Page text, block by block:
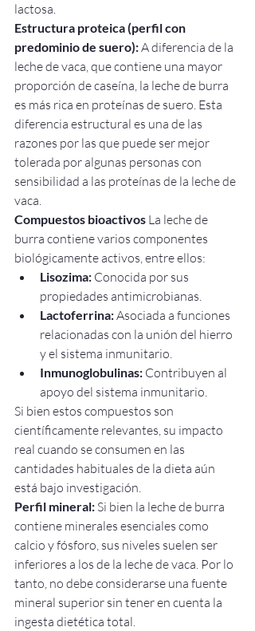
lactosa.
Estructura proteica (perfil con
predominio de suero): A diferencia de la
leche de vaca, que contiene una mayor
proporción de caseína, la leche de burra
es más rica en proteínas de suero. Esta
diferencia estructural es una de las
razones por las que puede ser mejor
tolerada por algunas personas con
sensibilidad a las proteínas de la leche de
vaca.
Compuestos bioactivos La leche de
burra contiene varios componentes
biológicamente activos, entre ellos:
Lisozima: Conocida por sus
propiedades antimicrobianas.
Lactoferrina: Asociada a funciones
relacionadas con la unión del hierro
y el sistema inmunitario.
Inmunoglobulinas: Contribuyen al
apoyo del sistema inmunitario.
Si bien estos compuestos son
científicamente relevantes, su impacto
real cuando se consumen en las
cantidades habituales de la dieta aún
está bajo investigación.
Perfil mineral: Si bien la leche de burra
contiene minerales esenciales como
calcio y fósforo, sus niveles suelen ser
inferiores a los de la leche de vaca. Por lo
tanto, no debe considerarse una fuente
mineral superior sin tener en cuenta la
ingesta dietética total.